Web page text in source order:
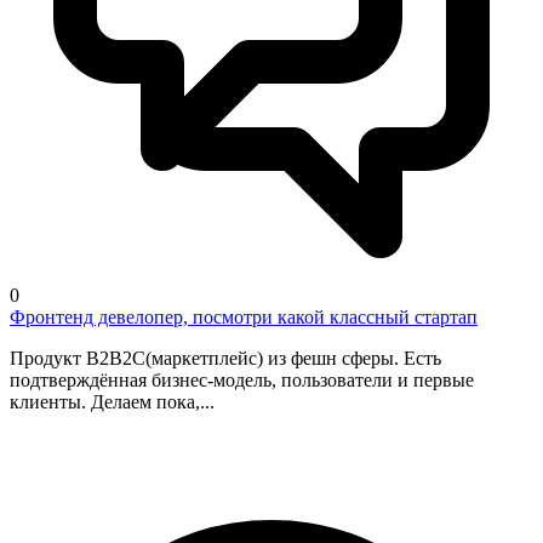
0
Фронтенд девелопер, посмотри какой классный стартап
Продукт В2В2С(маркетплейс) из фешн сферы. Есть
подтверждённая бизнес-модель, пользователи и первые
клиенты. Делаем пока,...